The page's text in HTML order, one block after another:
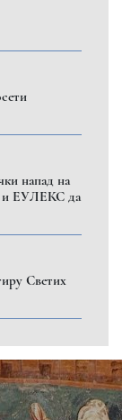
напад на
и ЕУЛЕКС да
Светих